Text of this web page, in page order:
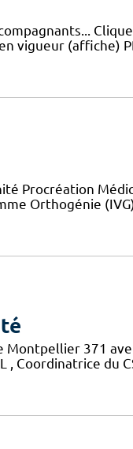
vigueur (affiche)
Procréation
Orthogénie
371
Coordinatrice du